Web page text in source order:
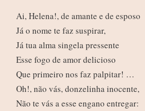
Ai, Helena!, de amante e de esposo
Já o nome te faz suspirar,
Já tua alma singela pressente
Esse fogo de amor delicioso
Que primeiro nos faz palpitar! …
Oh!, não vás, donzelinha inocente,
Não te vás a esse engano entregar: